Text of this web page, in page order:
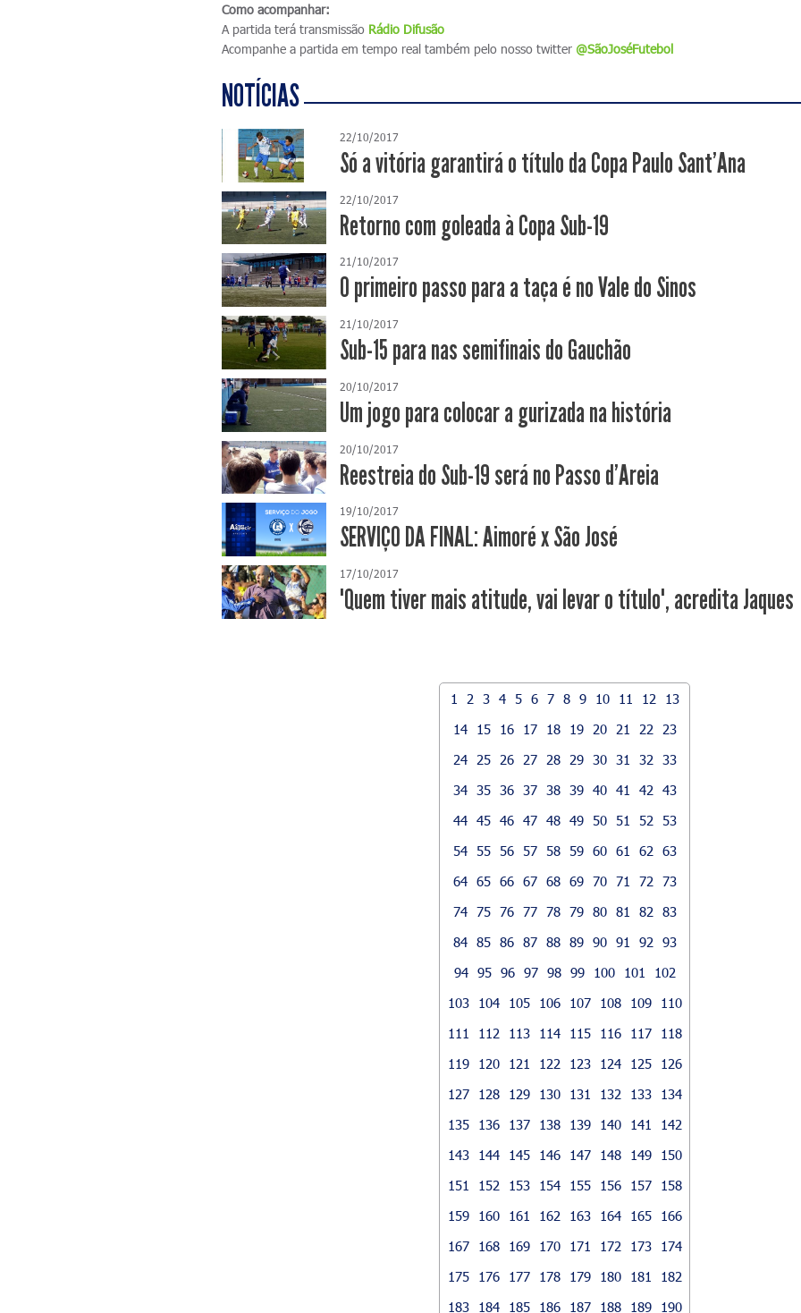
Como acompanhar:
A partida terá transmissão Rádio Difusão
Acompanhe a partida em tempo real também pelo nosso twitter @SãoJoséFutebol
NOTÍCIAS
22/10/2017
Só a vitória garantirá o título da Copa Paulo Sant'Ana
22/10/2017
Retorno com goleada à Copa Sub-19
21/10/2017
O primeiro passo para a taça é no Vale do Sinos
21/10/2017
Sub-15 para nas semifinais do Gauchão
20/10/2017
Um jogo para colocar a gurizada na história
20/10/2017
Reestreia do Sub-19 será no Passo d'Areia
19/10/2017
SERVIÇO DA FINAL: Aimoré x São José
17/10/2017
"Quem tiver mais atitude, vai levar o título", acredita Jaques
1 2 3 4 5 6 7 8 9 10 11 12
13
14
15 16 17 18 19 20 21 22
23
24
25 26 27 28 29 30 31 32
33
34 35 36 37 38 39 40 41 42
43
44 45 46 47 48 49 50 51 52
53
54 55 56 57 58 59 60 61 62
63
64 65 66 67 68 69 70 71 72
73
74 75 76 77 78 79 80 81 82
83
84 85 86 87 88 89 90 91 92
93
94 95 96 97 98 99 100 101
102
103
104 105 106 107 108 109
110
111
112 113 114 115 116 117
118
119
120 121 122 123 124 125
126
127
128 129 130 131 132 133
134
135
136 137 138 139 140 141
142
143
144 145 146 147 148 149
150
151
152 153 154 155 156 157
158
159
160 161 162 163 164 165
166
167
168 169 170 171 172 173
174
175
176 177 178 179 180 181
182
183
184 185 186 187 188 189
190